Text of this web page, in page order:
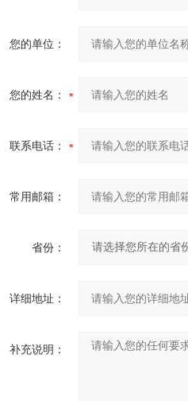
您的单位：
您的姓名：
联系电话：
常用邮箱：
省份：
详细地址：
补充说明：